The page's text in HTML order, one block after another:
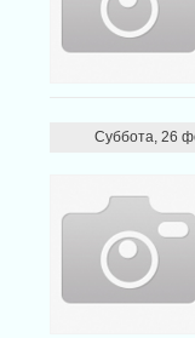
Суббота, 26